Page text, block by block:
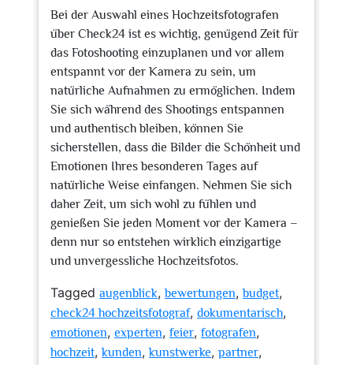
Bei der Auswahl eines Hochzeitsfotografen
über Check24 ist es wichtig, genügend Zeit für
das Fotoshooting einzuplanen und vor allem
entspannt vor der Kamera zu sein, um
natürliche Aufnahmen zu ermöglichen. Indem
Sie sich während des Shootings entspannen
und authentisch bleiben, können Sie
sicherstellen, dass die Bilder die Schönheit und
Emotionen Ihres besonderen Tages auf
natürliche Weise einfangen. Nehmen Sie sich
daher Zeit, um sich wohl zu fühlen und
genießen Sie jeden Moment vor der Kamera –
denn nur so entstehen wirklich einzigartige
und unvergessliche Hochzeitsfotos.
Tagged augenblick,bewertungen,budget,
check24 hochzeitsfotograf, dokumentarisch,
emotionen, experten, feier, fotografen,
hochzeit,kunden,kunstwerke, partner,